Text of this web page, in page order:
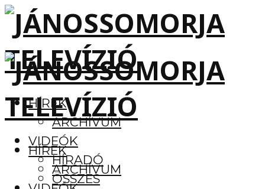
HÍREK
ARCHÍVUM
VIDEÓK
HÍRADÓ
ÖSSZES
HÍREK
ARCHÍVUM